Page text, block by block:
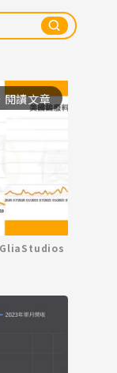
閱讀文章
Mute
GliaStudios